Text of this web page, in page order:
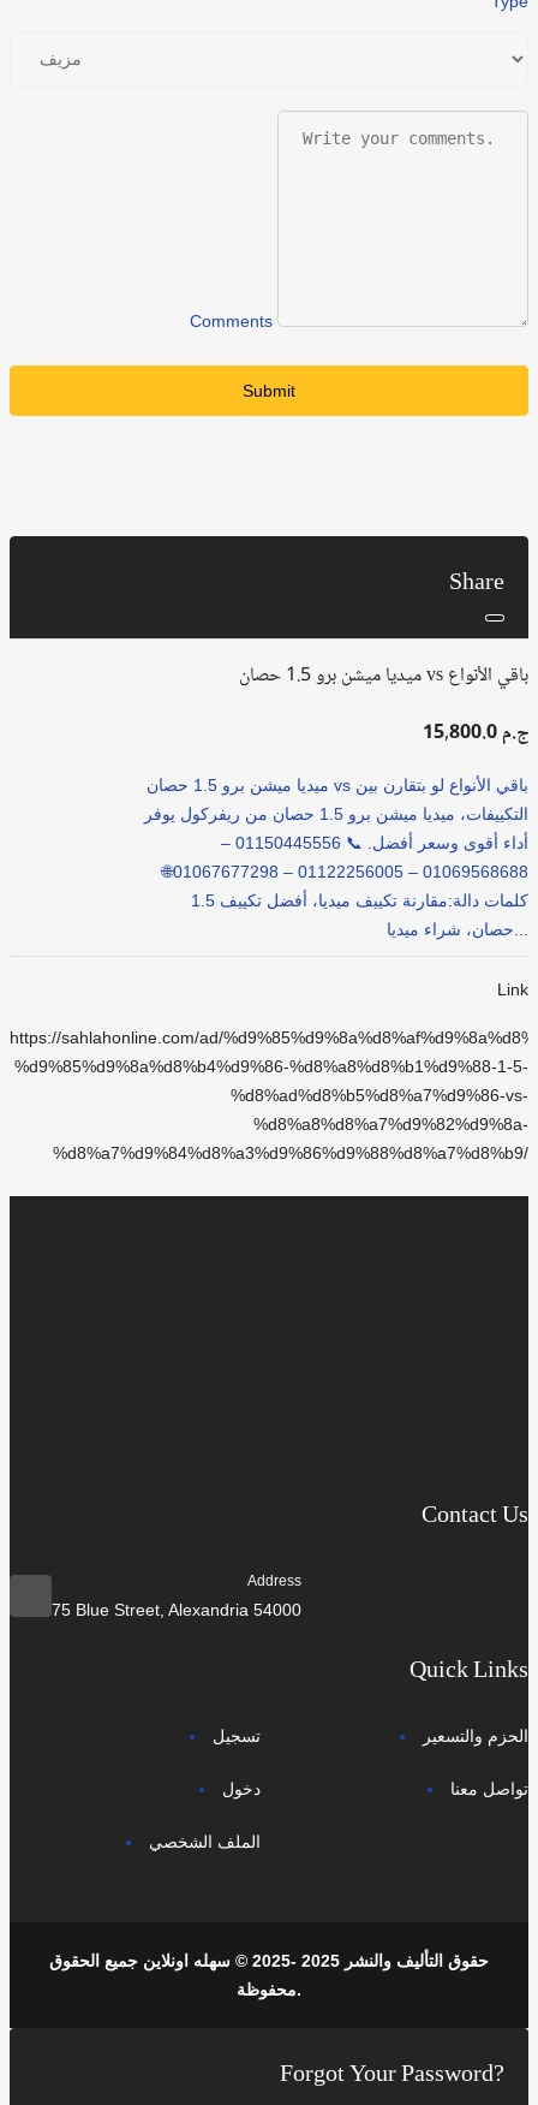
Comments
Submit
Share
ميديا ميشن برو 1.5 حصان vs باقي الأنواع
15,800.0 ج.م
ميديا ميشن برو 1.5 حصان vs باقي الأنواع لو بتقارن بين
التكييفات، ميديا ميشن برو 1.5 حصان من ريفركول يوفر
أداء أقوى وسعر أفضل. 📞 01150445556 –
01069568688 – 01122256005 – 01067677298🌐
كلمات دالة:مقارنة تكييف ميديا، أفضل تكييف 1.5
Link
https://sahlahonline.com/ad/
%d9%85%d9%8a%d8%b4%d9%86-%d8%a8%d8%b1%d9%88-1-5-
%d8%ad%d8%b5%d8%a7%d9%86-vs-
%d8%a8%d8%a7%d9%82%d9%8a-
%d8%a7%d9%84%d8%a3%d9%86%d9%88%d8%a7%d8%b9/
Contact Us
Address
75 Blue Street, Alexandria 54000
Quick Links
تسجيل
دخول
الملف الشخصي
الحزم والتسعير
تواصل معنا
حقوق التأليف والنشر 2025 -2025 © سهله اونلاين جميع الحقوق
محفوظة.
Forgot Your Password?